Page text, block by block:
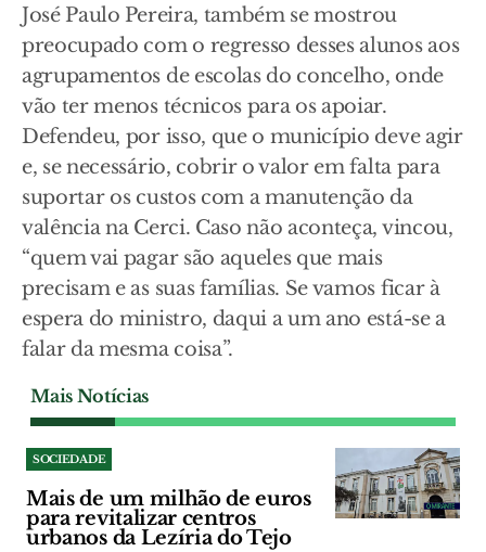
José Paulo Pereira, também se mostrou
preocupado com o regresso desses alunos aos
agrupamentos de escolas do concelho, onde
vão ter menos técnicos para os apoiar.
Defendeu, por isso, que o município deve agir
e, se necessário, cobrir o valor em falta para
suportar os custos com a manutenção da
valência na Cerci. Caso não aconteça, vincou,
“quem vai pagar são aqueles que mais
precisam e as suas famílias. Se vamos ficar à
espera do ministro, daqui a um ano está-se a
falar da mesma coisa”.
Mais Notícias
SOCIEDADE
Mais de um milhão de euros
para revitalizar centros
urbanos da Lezíria do Tejo